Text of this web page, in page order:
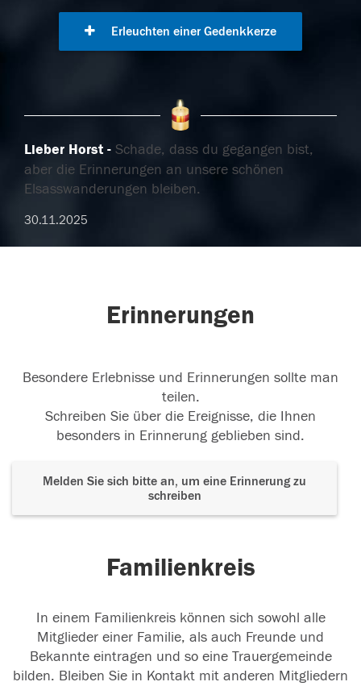
Erleuchten einer Gedenkkerze
Lieber Horst
Schade, dass du gegangen bist,
aber die Erinnerungen an unsere schönen
Elsasswanderungen bleiben.
30.11.2025
Erinnerungen
Besondere Erlebnisse und Erinnerungen sollte man
teilen.
Schreiben Sie über die Ereignisse, die Ihnen
besonders in Erinnerung geblieben sind.
Melden Sie sich bitte an, um eine Erinnerung zu
schreiben
Familienkreis
In einem Familienkreis können sich sowohl alle
Mitglieder einer Familie, als auch Freunde und
Bekannte eintragen und so eine Trauergemeinde
bilden. Bleiben Sie in Kontakt mit anderen Mitgliedern